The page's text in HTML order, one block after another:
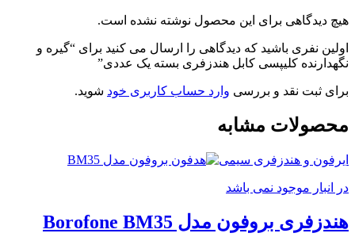
هیچ دیدگاهی برای این محصول نوشته نشده است.
اولین نفری باشید که دیدگاهی را ارسال می کنید برای “گیره و
نگهدارنده کلیپسی کابل هندزفری بسته یک عددی”
برای ثبت نقد و بررسی وارد حساب کاربری خود شوید.
محصولات مشابه
ایرفون و هندزفری سیمی
در انبار موجود نمی باشد
هندزفری بروفون مدل Borofone BM35